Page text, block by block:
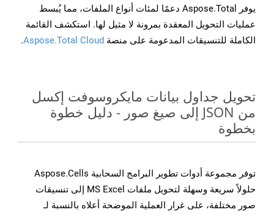
يوفر Aspose.Total دعمًا لمئات أنواع الملفات، مما يُبسط
عمليات التحويل المعقدة بمرونة لا مثيل لها. استكشف القائمة
الكاملة للتنسيقات المدعومة على منصة Aspose.Total Cloud
.
تحويل جداول بيانات مايكروسوفت إكسل
من JSON إلى صيغ صور - دليل خطوة
بخطوة
توفر مجموعة أدوات تطوير البرامج السحابية Aspose.Cells
حلولاً سريعة وسهلة لتحويل ملفات MS Excel إلى تنسيقات
صور مختلفة، على غرار العملية الموضحة أعلاه بالنسبة لـ